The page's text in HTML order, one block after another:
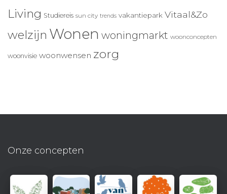
Living Studiereis sun city trends vakantiepark Vitaal&Zo
welzijn Wonen woningmarkt woonconcepten
woonvisie woonwensen zorg
Onze concepten